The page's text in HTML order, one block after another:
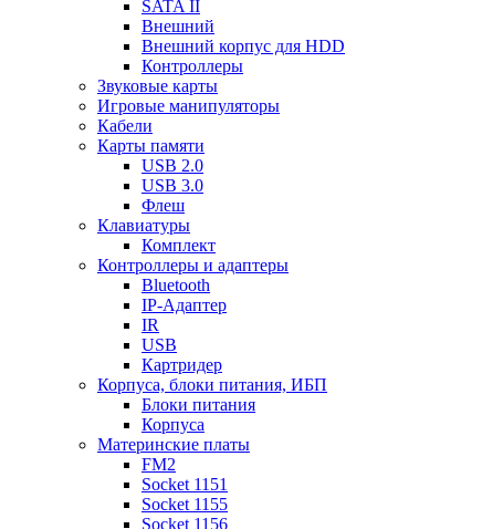
SATA II
Внешний
Внешний корпус для HDD
Контроллеры
Звуковые карты
Игровые манипуляторы
Кабели
Карты памяти
USB 2.0
USB 3.0
Флеш
Клавиатуры
Комплект
Контроллеры и адаптеры
Bluetooth
IP-Адаптер
IR
USB
Картридер
Корпуса, блоки питания, ИБП
Блоки питания
Корпуса
Материнские платы
FM2
Socket 1151
Socket 1155
Socket 1156